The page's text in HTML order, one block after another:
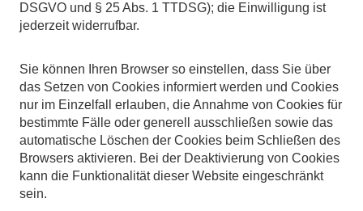
DSGVO und § 25 Abs. 1 TTDSG); die Einwilligung ist
jederzeit widerrufbar.
Sie können Ihren Browser so einstellen, dass Sie über
das Setzen von Cookies informiert werden und Cookies
nur im Einzelfall erlauben, die Annahme von Cookies für
bestimmte Fälle oder generell ausschließen sowie das
automatische Löschen der Cookies beim Schließen des
Browsers aktivieren. Bei der Deaktivierung von Cookies
kann die Funktionalität dieser Website eingeschränkt
sein.